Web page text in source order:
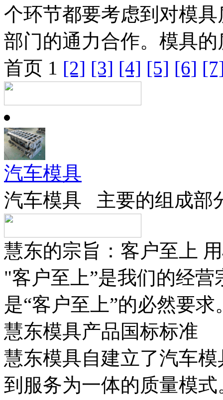
个环节都要考虑到对模
部门的通力合作。模具的
首页 1 [2] [3] [4] [5] [6]
汽车模具
汽车模具 主要的组成部
慧东的宗旨：客户至上
"客户至上”是我们的经
是“客户至上”的必然要求
慧东模具产品国标标准
慧东模具自建立了汽车
到服务为一体的质量模式